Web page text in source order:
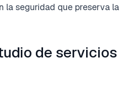
la seguridad que preserva la
de servicios